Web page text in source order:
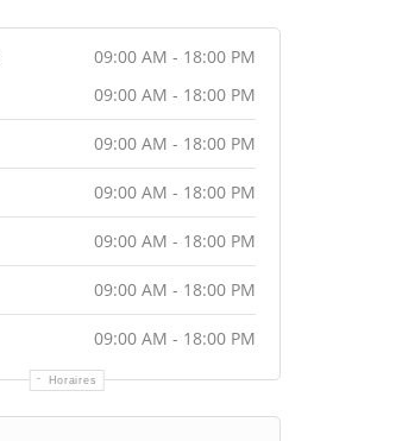
09:00 AM - 18:00 PM
Horaires
09:00 AM - 18:00 PM
09:00 AM - 18:00 PM
09:00 AM - 18:00 PM
09:00 AM - 18:00 PM
09:00 AM - 18:00 PM
09:00 AM - 18:00 PM